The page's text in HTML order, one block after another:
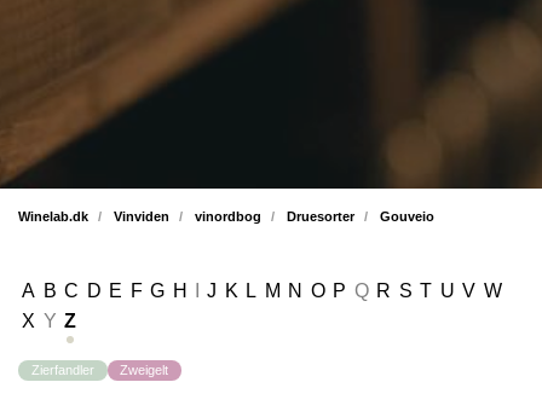
Winelab.dk Vinviden vinordbog Druesorter Gouveio
A B C D E F G H I J K L M N O P Q R S T U V W
X Y Z
Zierfandler Zweigelt